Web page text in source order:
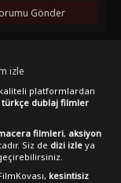
Gönder
izle
platformlardan
türkçe dublaj filmler
filmleri, aksiyon
Siz de dizi izle ya
kesintisiz